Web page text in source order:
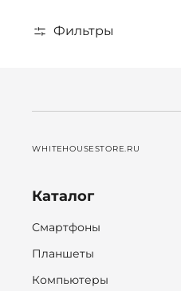
Фильтры
WHITEHOUSESTORE.RU
Каталог
Смартфоны
Планшеты
Компьютеры